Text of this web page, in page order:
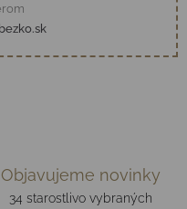
Objavujeme novinky
34 starostlivo vybraných